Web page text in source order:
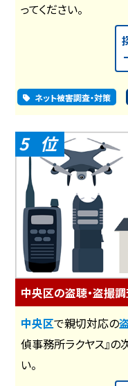
ってください。
ネット被害調査・対策
5
中央区の盗聴・盗撮
中央区で親切対応の
偵事務所ラクヤス』の
い。